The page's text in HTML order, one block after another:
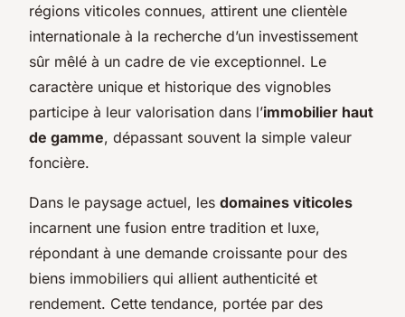
régions viticoles connues, attirent une clientèle
internationale à la recherche d’un investissement
sûr mêlé à un cadre de vie exceptionnel. Le
caractère unique et historique des vignobles
participe à leur valorisation dans l’immobilier haut
de gamme, dépassant souvent la simple valeur
foncière.
Dans le paysage actuel, les domaines viticoles
incarnent une fusion entre tradition et luxe,
répondant à une demande croissante pour des
biens immobiliers qui allient authenticité et
rendement. Cette tendance, portée par des